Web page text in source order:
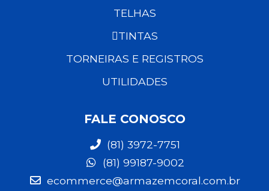
TELHAS
TINTAS
TORNEIRAS E REGISTROS
UTILIDADES
FALE CONOSCO
(81) 3972-7751
(81) 99187-9002
ecommerce@armazemcoral.com.br